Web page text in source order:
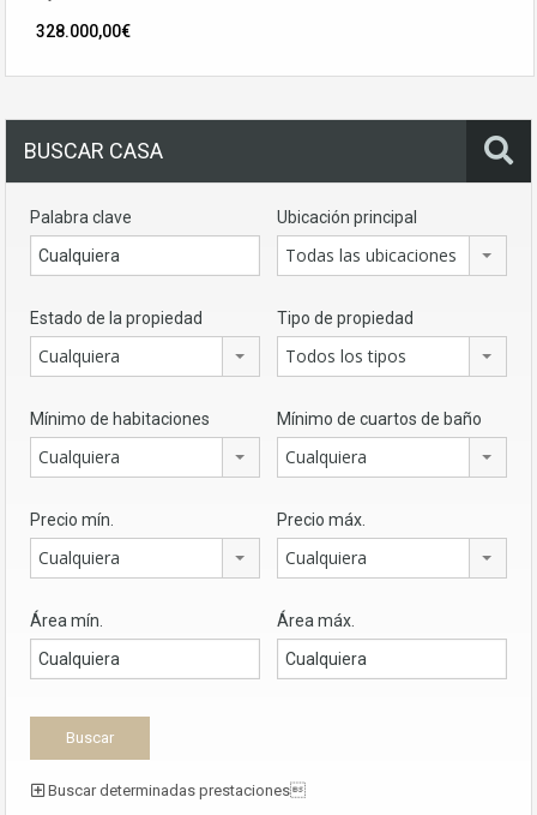
328.000,00€
BUSCAR CASA
Palabra clave Ubicación principal
Todas las ubicaciones
Estado de la propiedad
Cualquiera
Tipo de propiedad
Todos los tipos
Mínimo de habitaciones
Cualquiera
Mínimo de cuartos de baño
Cualquiera
Precio mín.
Cualquiera
Precio máx.
Cualquiera
Área mín. Área máx.
Buscar determinadas prestaciones